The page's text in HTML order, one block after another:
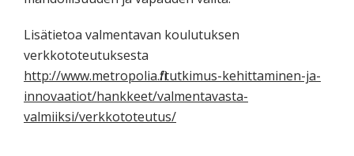
Lisätietoa valmentavan koulutuksen
verkkototeutuksesta
http://www.metropolia.fi/tutkimus-kehittaminen-ja-
innovaatiot/hankkeet/valmentavasta-
valmiiksi/verkkototeutus/